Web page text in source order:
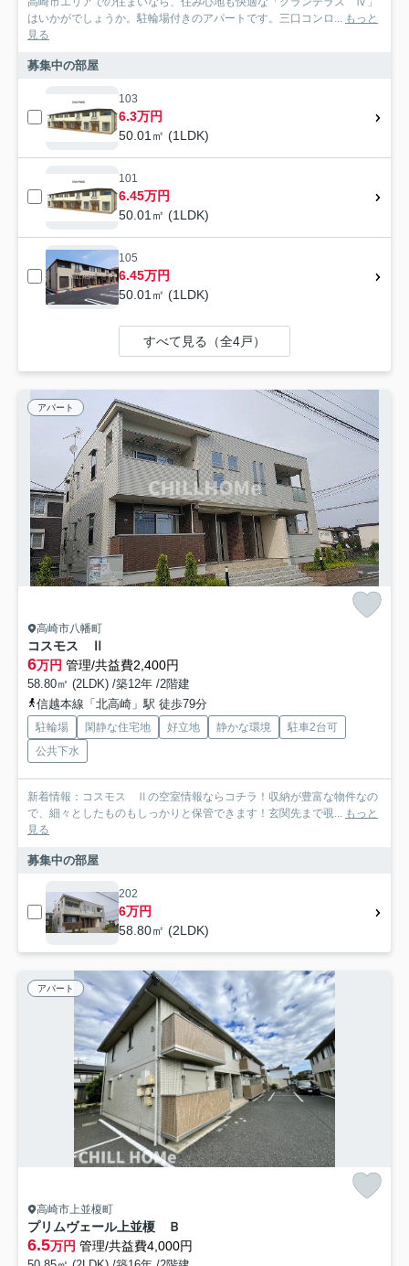
はいかがでしょうか。駐輪場付きのアパートです。三口コンロ...
もっと
見る
募集中の部屋
103
6.3万円
50.01㎡ (1LDK)
101
6.45万円
50.01㎡ (1LDK)
105
6.45万円
50.01㎡ (1LDK)
すべて見る（全4戸）
アパート
高崎市八幡町
コスモス Ⅱ
6万円 管理/共益費2,400円
58.80㎡ (2LDK) /築12年 /2階建
信越本線「北高崎」駅 徒歩79分
駐輪場 閑静な住宅地 好立地 静かな環境
駐車2台可
公共下水
新着情報：コスモス Ⅱの空室情報ならコチラ！収納が豊富な物件なの
で、細々としたものもしっかりと保管できます！玄関先まで覗...
もっと
見る
募集中の部屋
202
6万円
58.80㎡ (2LDK)
アパート
高崎市上並榎町
プリムヴェール上並榎 Ｂ
6.5万円 管理/共益費4,000円